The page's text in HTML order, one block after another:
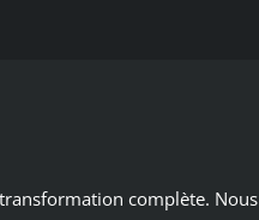
complète. Nous